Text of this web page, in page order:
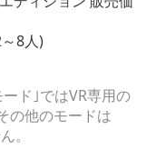
8人)
ド｣ではVR専用の
の他のモードは
。